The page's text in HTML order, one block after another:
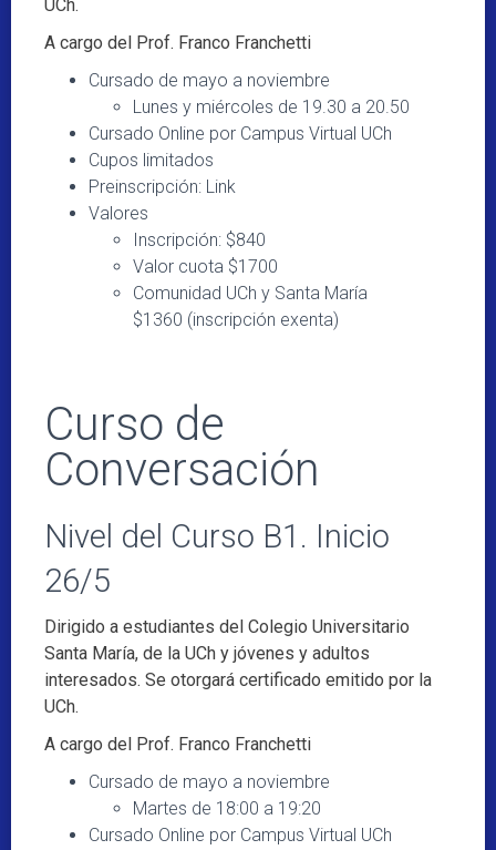
UCh.
A cargo del Prof. Franco Franchetti
Cursado de mayo a noviembre
Lunes y miércoles de 19.30 a 20.50
Cursado Online por Campus Virtual UCh
Cupos limitados
Preinscripción: Link
Valores
Inscripción: $840
Valor cuota $1700
Comunidad UCh y Santa María
$1360 (inscripción exenta)
Curso de
Conversación
Nivel del Curso B1. Inicio
26/5
Dirigido a estudiantes del Colegio Universitario
Santa María, de la UCh y jóvenes y adultos
interesados. Se otorgará certificado emitido por la
UCh.
A cargo del Prof. Franco Franchetti
Cursado de mayo a noviembre
Martes de 18:00 a 19:20
Cursado Online por Campus Virtual UCh